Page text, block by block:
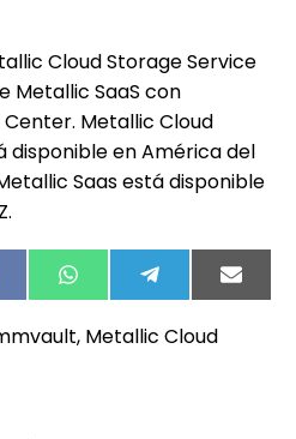
Cloud Storage Service
Metallic SaaS con
Metallic Cloud
disponible en América del
Saas está disponible
WhatsApp TelegramEmail
, Metallic Cloud